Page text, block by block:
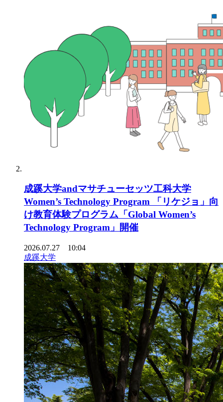
成蹊大学andマサチューセッツ工科大学
Women’s Technology Program 「リケジョ」向
け教育体験プログラム「Global Women’s
Technology Program」開催
2026.07.27 10:04
成蹊大学